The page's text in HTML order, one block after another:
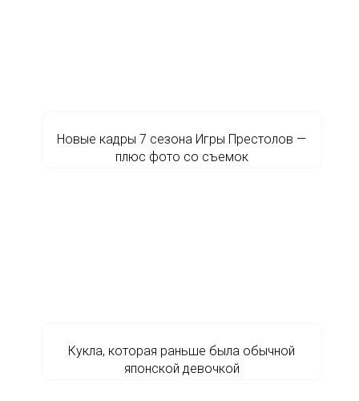
Новые кадры 7 сезона Игры Престолов —
плюс фото со съемок
Кукла, которая раньше была обычной
японской девочкой